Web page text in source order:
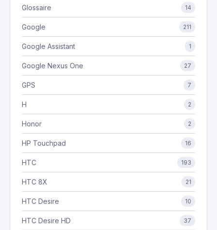
Glossaire 14
Google 211
Google Assistant 1
Google Nexus One 27
GPS 7
H 2
Honor 2
HP Touchpad 16
HTC 193
HTC 8X 21
HTC Desire 10
HTC Desire HD 37